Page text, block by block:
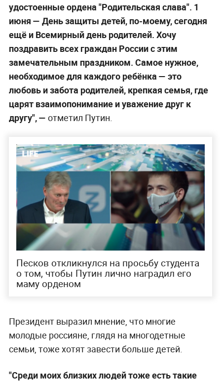
удостоенные ордена "Родительская слава". 1
июня — День защиты детей, по-моему, сегодня
ещё и Всемирный день родителей. Хочу
поздравить всех граждан России с этим
замечательным праздником. Самое нужное,
необходимое для каждого ребёнка — это
любовь и забота родителей, крепкая семья, где
царят взаимопонимание и уважение друг к
другу", — отметил Путин.
Песков откликнулся на просьбу студента
о том, чтобы Путин лично наградил его
маму орденом
Президент выразил мнение, что многие
молодые россияне, глядя на многодетные
семьи, тоже хотят завести больше детей.
"Среди моих близких людей тоже есть такие